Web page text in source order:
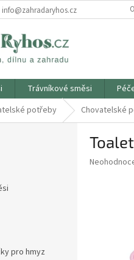
info@zahradaryhos.cz
Trávníkové směsi
potřeby Chovatelské
pro hmyz
Průměrné